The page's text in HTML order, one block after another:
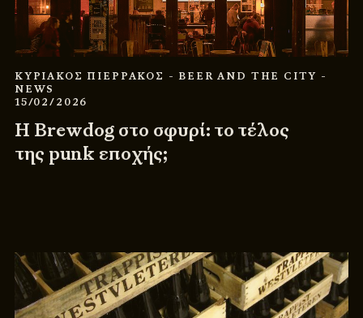
ΚΥΡΙΑΚΟΣ ΠΙΕΡΡΑΚΟΣ - BEER AND THE CITY -
NEWS
15/02/2026
Η Brewdog στο σφυρί: το τέλος
της punk εποχής;